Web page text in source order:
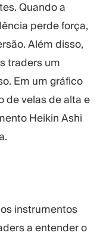
Quando a
perde força,
Além disso,
traders um
Em um gráfico
de velas de alta e
Heikin Ashi
instrumentos
a entender o